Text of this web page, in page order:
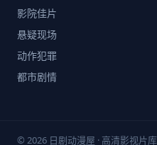
影院佳片
悬疑现场
动作犯罪
都市剧情
© 2026 日剧动漫屋 · 高清影视片库